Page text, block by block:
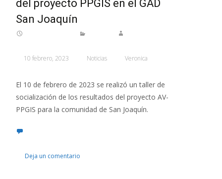
del proyecto PPGIS en el GAD
San Joaquín
10 febrero, 2023 Noticias Veronica
El 10 de febrero de 2023 se realizó un taller de
socialización de los resultados del proyecto AV-
PPGIS para la comunidad de San Joaquín.
Deja un comentario